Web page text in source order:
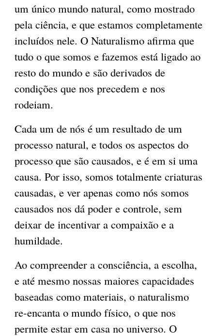
um único mundo natural, como mostrado
pela ciência, e que estamos completamente
incluídos nele. O Naturalismo afirma que
tudo o que somos e fazemos está ligado ao
resto do mundo e são derivados de
condições que nos precedem e nos
rodeiam.
Cada um de nós é um resultado de um
processo natural, e todos os aspectos do
processo que são causados, e é em si uma
causa. Por isso, somos totalmente criaturas
causadas, e ver apenas como nós somos
causados nos dá poder e controle, sem
deixar de incentivar a compaixão e a
humildade.
Ao compreender a consciência, a escolha,
e até mesmo nossas maiores capacidades
baseadas como materiais, o naturalismo
re-encanta o mundo físico, o que nos
permite estar em casa no universo. O